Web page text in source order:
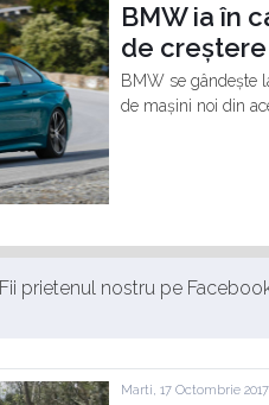
BMW ia în
de
BMW se gândește
de mașini noi din
Fii prietenul nostru pe
Marti, 17 Octombrie 2017